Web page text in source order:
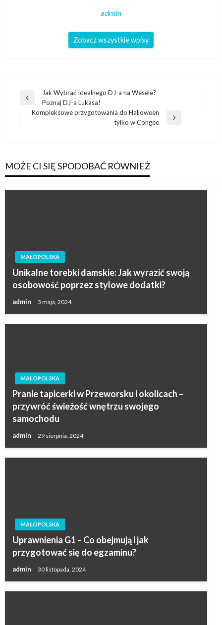
admin
Zobacz wszystkie wpisy
Nawigacja
wpisu
Poprzedni
wpis
Jak Wybrać Idealnego DJ-a na Wesele?
Poznaj DJ-a Lukasa!
Kompleksowe przygotowania do Halloween
tylko w Congee
MOŻE CI SIĘ SPODOBAĆ RÓWNIEŻ
MAŁOPOLSKA
Unikalne torebki damskie: Jak wyrazić swoją
osobowość poprzez stylowe dodatki?
admin 3 maja, 2024
MAŁOPOLSKA
Pranie tapicerki w Przeworsku i okolicach –
przywróć świeżość wnętrzu swojego
samochodu
admin 29 sierpnia, 2024
MAŁOPOLSKA
Uprawnienia G1 – Co obejmują i jak
przygotować się do egzaminu?
admin 30 listopada, 2024